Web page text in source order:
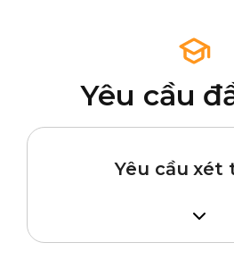
Yêu cầu
Yêu cầu xét